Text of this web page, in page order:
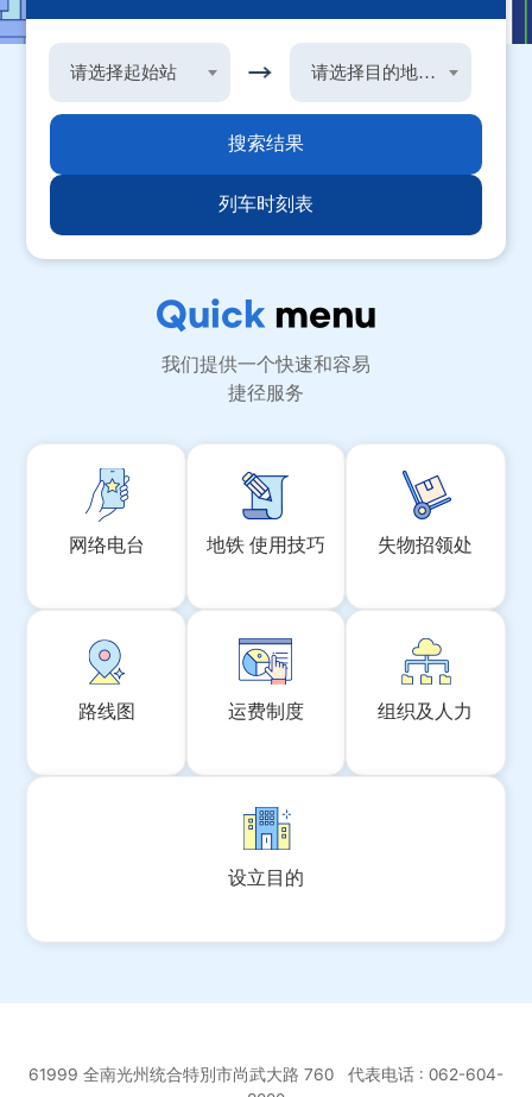
请选择起始站 请选择目的地车站
搜索结果
列车时刻表
Quick menu
我们提供一个快速和容易
捷径服务
网络电台 地铁 使用技巧 失物招领处
路线图 运费制度 组织及人力
设立目的
61999 全南光州统合特別市尚武大路 760 代表电话 : 062-604-